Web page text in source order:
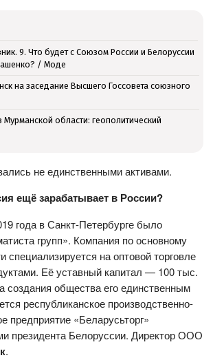
9. Что будет с Союзом России и Белоруссии
/ Моде
на заседание Высшего Госсовета союзного
Мурманской области: геополитический
не единственными активами.
ещё зарабатывает в России?
года в Санкт-Петербурге было
групп». Компания по основному
специализируется на оптовой торговле
Её уставный капитал — 100 тыс.
создания общества его единственным
республиканское производственно-
предприятие «Беларусьторг»
президента Белоруссии. Директор ООО
.